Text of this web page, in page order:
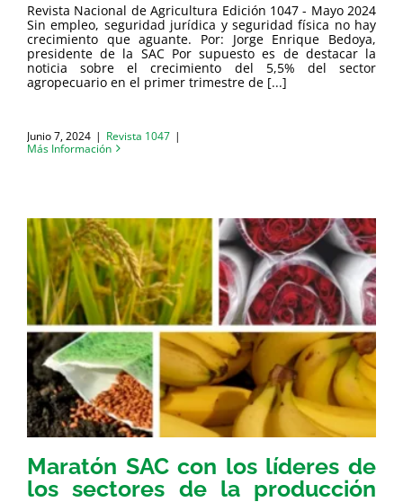
Revista Nacional de Agricultura Edición 1047 - Mayo 2024
Sin empleo, seguridad jurídica y seguridad física no hay
crecimiento que aguante. Por: Jorge Enrique Bedoya,
presidente de la SAC Por supuesto es de destacar la
noticia sobre el crecimiento del 5,5% del sector
agropecuario en el primer trimestre de [...]
Junio 7, 2024 | Revista 1047 |
Más Información
Maratón SAC con los líderes de
los sectores de la producción